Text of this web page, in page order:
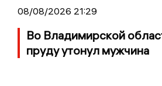
08/08/2026 21:29
Во Владимирской
пруду утонул мужчина